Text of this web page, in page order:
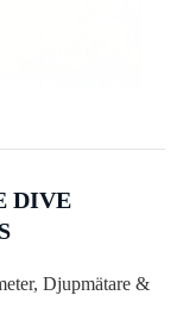
DIVE
Djupmätare &